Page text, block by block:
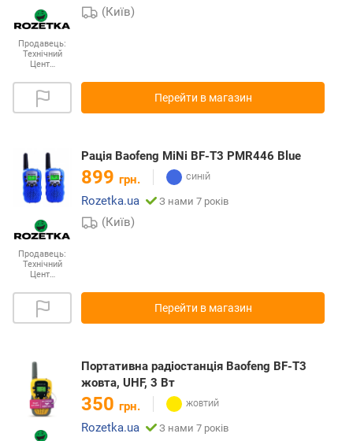
Продавець:
Технічний
Цент…
(Київ)
Перейти в магазин
Продавець:
Технічний
Цент…
Рація Baofeng MiNi BF-T3 PMR446 Blue
899 грн.
Rozetka.ua
З нами 7 років
(Київ)
Перейти в магазин
Портативна радіостанція Baofeng BF-T3
жовта, UHF, 3 Вт
350 грн.
Rozetka.ua
З нами 7 років